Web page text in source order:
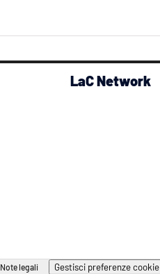
LaC Network
Note legali Gestisci preferenze cookie